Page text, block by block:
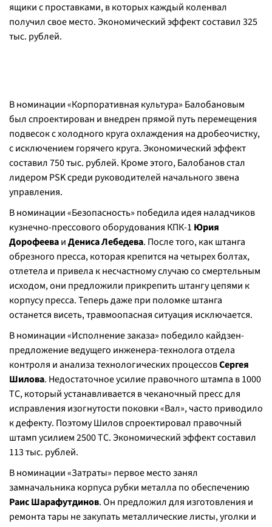
ящики с проставками, в которых каждый коленвал
получил свое место. Экономический эффект составил 325
тыс. рублей.
В номинации «Корпоративная культура» Балобановым
был спроектирован и внедрен прямой путь перемещения
подвесок с холодного круга охлаждения на дробеочистку,
с исключением горячего круга. Экономический эффект
составил 750 тыс. рублей. Кроме этого, Балобанов стал
лидером PSK среди руководителей начального звена
управления.
В номинации «Безопасность» победила идея наладчиков
кузнечно-прессового оборудования КПК-1 Юрия
ДорофееваиДениса Лебедева. После того, как штанга
обрезного пресса, которая крепится на четырех болтах,
отлетела и привела к несчастному случаю со смертельным
исходом, они предложили прикрепить штангу цепями к
корпусу пресса. Теперь даже при поломке штанга
останется висеть, травмоопасная ситуация исключается.
В номинации «Исполнение заказа» победило кайдзен-
предложение ведущего инженера-технолога отдела
контроля и анализа технологических процессовСергея
Шилова. Недостаточное усилие правочного штампа в 1000
ТС, который устанавливается в чеканочный пресс для
исправления изогнутости поковки «Вал», часто приводило
к дефекту. Поэтому Шилов спроектировал правочный
штамп усилием 2500 ТС. Экономический эффект составил
113 тыс. рублей.
В номинации «Затраты» первое место занял
замначальника корпуса рубки металла по обеспечению
Раис Шарафутдинов. Он предложил для изготовления и
ремонта тары не закупать металлические листы, уголки и